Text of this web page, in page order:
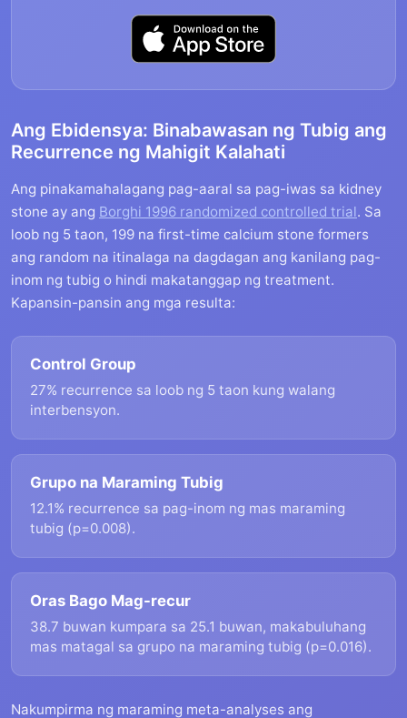
Ang Ebidensya: Binabawasan ng Tubig ang
Recurrence ng Mahigit Kalahati
Ang pinakamahalagang pag-aaral sa pag-iwas sa kidney
stone ay ang Borghi 1996 randomized controlled trial. Sa
loob ng 5 taon, 199 na first-time calcium stone formers
ang random na itinalaga na dagdagan ang kanilang pag-
inom ng tubig o hindi makatanggap ng treatment.
Kapansin-pansin ang mga resulta:
Control Group
27% recurrence sa loob ng 5 taon kung walang
interbensyon.
Grupo na Maraming Tubig
12.1% recurrence sa pag-inom ng mas maraming
tubig (p=0.008).
Oras Bago Mag-recur
38.7 buwan kumpara sa 25.1 buwan, makabuluhang
mas matagal sa grupo na maraming tubig (p=0.016).
Nakumpirma ng maraming meta-analyses ang